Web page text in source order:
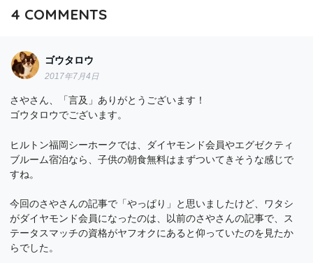
4 COMMENTS
ゴウタロウ
2017年7月4日
さやさん、「言及」ありがとうございます！
ゴウタロウでございます。
ヒルトン福岡シーホークでは、ダイヤモンド会員やエグゼクティ
ブルーム宿泊なら、子供の朝食無料はまずついてきそうな感じで
すね。
今回のさやさんの記事で「やっぱり」と思いましたけど、ワタシ
がダイヤモンド会員になったのは、以前のさやさんの記事で、ス
テータスマッチの資格がヤフオクにあると仰っていたのを見たか
らでした。